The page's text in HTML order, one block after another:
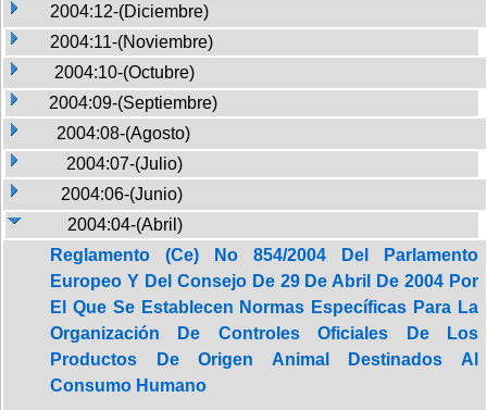
2004:12-(Diciembre)
2004:11-(Noviembre)
2004:10-(Octubre)
2004:09-(Septiembre)
2004:08-(Agosto)
2004:07-(Julio)
2004:06-(Junio)
2004:04-(Abril)
Reglamento (Ce) No 854/2004 Del Parlamento
Europeo Y Del Consejo De 29 De Abril De 2004 Por
El Que Se Establecen Normas Específicas Para La
Organización De Controles Oficiales De Los
Productos De Origen Animal Destinados Al
Consumo Humano